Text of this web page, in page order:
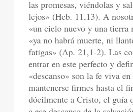
las promesas, viéndolas y
lejos» (Heb. 11,13). A
«un cielo nuevo y una tierra
«ya no habrá muerte, ni
fatigas» (Ap. 21,1-2). Las
entrar en este perfecto y
«descanso» son la fe viva
mantenerse firmes hasta el
dócilmente a Cristo, el guía